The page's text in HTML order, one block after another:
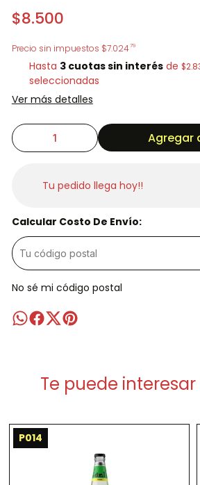
$8.500
Precio sin impuestos $7.02479
Hasta 3 cuotas sin interés de
seleccionadas
Ver más detalles
Agregar
Tu pedido llega hoy!!
Calcular Costo De Envío:
No sé mi código postal
Te puede
P014